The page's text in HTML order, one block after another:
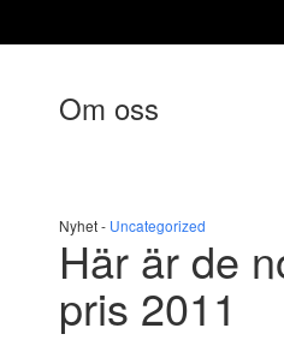
Om oss
Nyhet - Uncategorized
Här är de
pris 2011